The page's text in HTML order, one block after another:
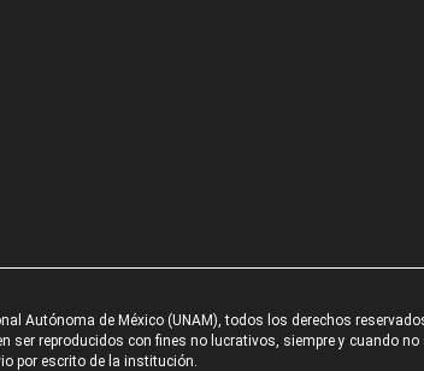
Autónoma de México (UNAM), todos los derechos
ser reproducidos con fines no lucrativos, siempre y cuando
por escrito de la institución.